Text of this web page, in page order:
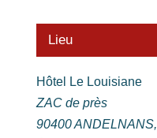
Lieu
Hôtel Le Louisiane
ZAC de près
90400 ANDELNANS,